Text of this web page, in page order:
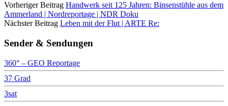
Vorheriger Beitrag Handwerk seit 125 Jahren: Binsenstühle aus dem
Ammerland | Nordreportage | NDR Doku
Nächster Beitrag Leben mit der Flut | ARTE Re:
Sender & Sendungen
360° – GEO Reportage
37 Grad
3sat